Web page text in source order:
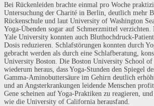
Bei Rückenleiden brachte einmal pro Woche
Untersuchung der Charité in Berlin, deutlich mehr
Rückenschule und laut University of Washington
Yoga-Übenden sogar auf Schmerzmittel verzichten.
Yale University konnten auch Bluthochdruck-
Dosis reduzieren. Schlafstörungen konnten durch
gebracht werden als durch eine Schlafberatung,
University Boston. Die Boston University School of
wiederum heraus, dass Yoga-Stunden den Spiegel
Gamma-Aminobuttersäure im Gehirn deutlich
und an Angsterkrankungen leidende Menschen
Gene scheinen auf Yoga-Praktiken zu reagieren,
wie die University of California herausfand.